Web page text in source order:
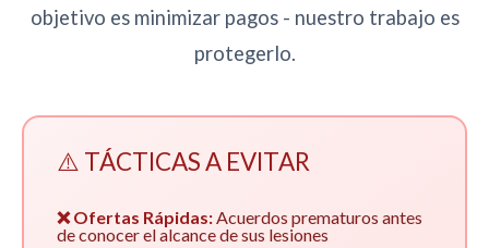
objetivo es minimizar pagos - nuestro trabajo es
protegerlo.
⚠️ TÁCTICAS A EVITAR
❌ Ofertas Rápidas:Acuerdos prematuros antes
de conocer el alcance de sus lesiones